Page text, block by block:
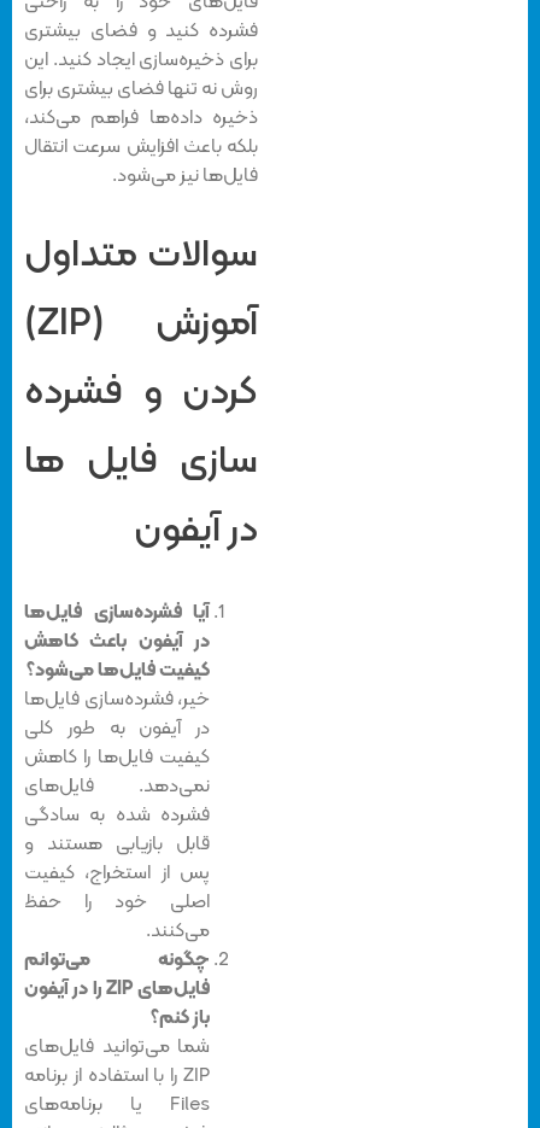
فشرده کنید و فضای بیشتری
برای ذخیره‌سازی ایجاد کنید. این
روش نه تنها فضای بیشتری برای
ذخیره داده‌ها فراهم می‌کند،
بلکه باعث افزایش سرعت انتقال
سوالات متداول
آموزش (ZIP)
کردن و فشرده‌
سازی فایل ‌ها
آیا فشرده‌سازی فایل‌ها
در آیفون باعث کاهش
کیفیت فایل‌ها می‌شود؟
خیر، فشرده‌سازی فایل‌ها
در آیفون به طور کلی
کیفیت فایل‌ها را کاهش
نمی‌دهد. فایل‌های
فشرده شده به سادگی
قابل بازیابی هستند و
پس از استخراج، کیفیت
اصلی خود را حفظ
چگونه می‌توانم
ZIP را در آیفون
شما می‌توانید فایل‌های
ZIP را با استفاده از برنامه
Files یا برنامه‌های